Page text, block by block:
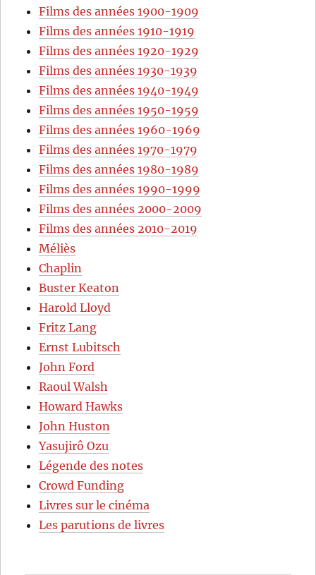
Films des années 1900-1909
Films des années 1910-1919
Films des années 1920-1929
Films des années 1930-1939
Films des années 1940-1949
Films des années 1950-1959
Films des années 1960-1969
Films des années 1970-1979
Films des années 1980-1989
Films des années 1990-1999
Films des années 2000-2009
Films des années 2010-2019
Méliès
Chaplin
Buster Keaton
Harold Lloyd
Fritz Lang
Ernst Lubitsch
John Ford
Raoul Walsh
Howard Hawks
John Huston
Yasujirô Ozu
Légende des notes
Crowd Funding
Livres sur le cinéma
Les parutions de livres